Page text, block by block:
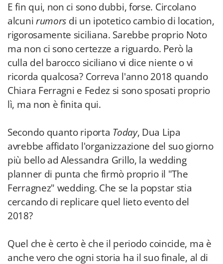
E fin qui, non ci sono dubbi, forse. Circolano
alcunirumors di un ipotetico cambio di location,
rigorosamente siciliana. Sarebbe proprio Noto
ma non ci sono certezze a riguardo. Però la
culla del barocco siciliano vi dice niente o vi
ricorda qualcosa? Correva l'anno 2018 quando
Chiara Ferragni e Fedez si sono sposati proprio
lì, ma non è finita qui.
Secondo quanto riporta Today, Dua Lipa
avrebbe affidato l'organizzazione del suo giorno
più bello ad Alessandra Grillo, la wedding
planner di punta che firmò proprio il "The
Ferragnez" wedding. Che se la popstar stia
cercando di replicare quel lieto evento del
2018?
Quel che è certo è che il periodo coincide, ma è
anche vero che ogni storia ha il suo finale, al di